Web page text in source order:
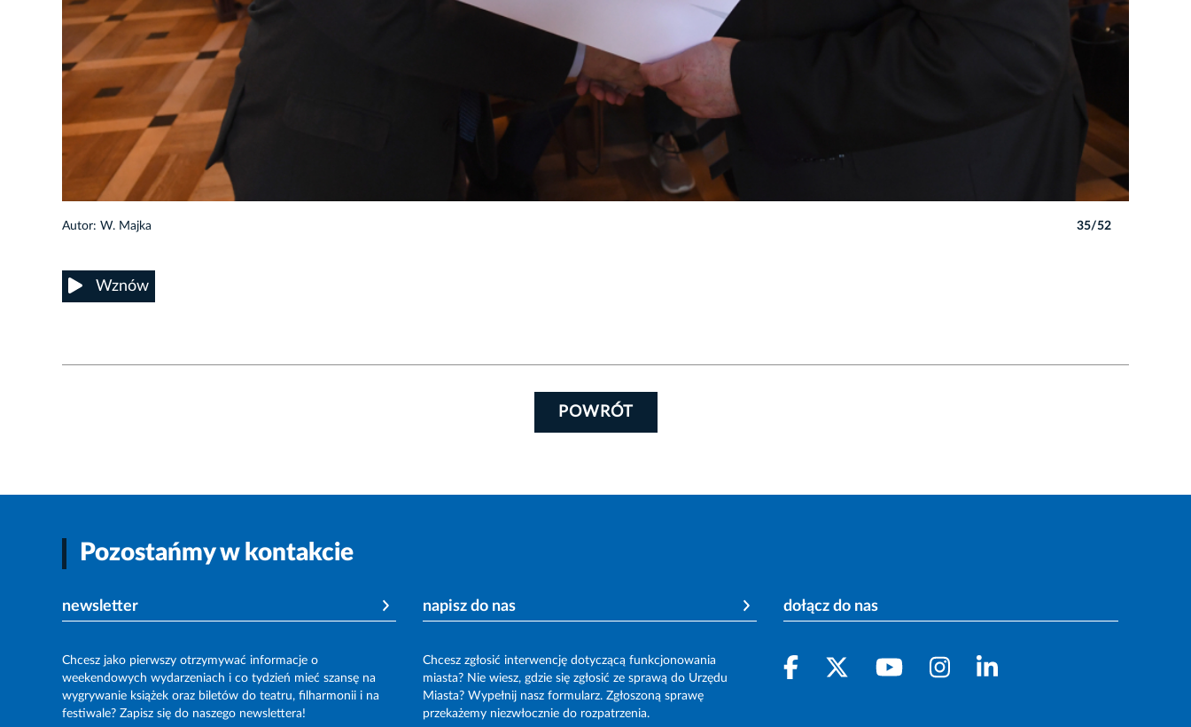
Autor: W. Majka 35/52
Wznów
POWRÓT
Pozostańmy w kontakcie
newsletter
Chcesz jako pierwszy otrzymywać informacje o
weekendowych wydarzeniach i co tydzień mieć szansę na
wygrywanie książek oraz biletów do teatru, filharmonii i na
festiwale? Zapisz się do naszego newslettera!
napisz do nas
Chcesz zgłosić interwencję dotyczącą funkcjonowania
miasta? Nie wiesz, gdzie się zgłosić ze sprawą do Urzędu
Miasta? Wypełnij nasz formularz. Zgłoszoną sprawę
przekażemy niezwłocznie do rozpatrzenia.
dołącz do nas